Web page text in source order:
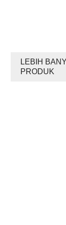
LEBIH
PRODUK